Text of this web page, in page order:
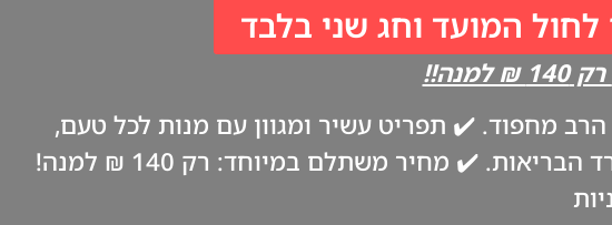
לחול המועד וחג שני בלבד
רק 140 ₪ למנה!!
מחפוד. ✔️ תפריט עשיר ומגוון עם מנות לכל טעם,
ביתיות וטריות כמו אצל אמא. ✔️ משלוח עד הבית בערב החג, בהתאם להנחיות משרד הבריאות. ✔️ מחיר משתלם במיוחד: רק 140 ₪ למנה!